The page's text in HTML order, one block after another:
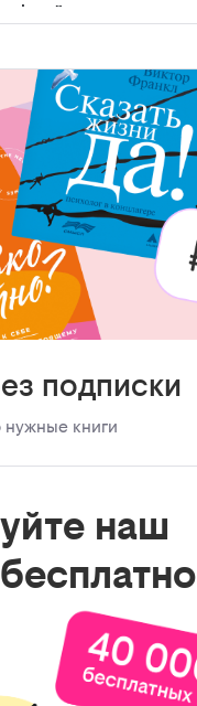
подписки
нужные книги
наш